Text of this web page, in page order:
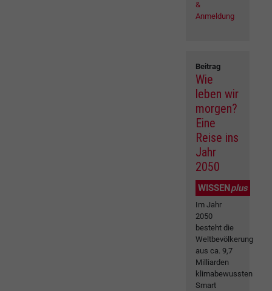
&
Anmeldung
Beitrag
Wie
leben wir
morgen?
Eine
Reise ins
Jahr
2050
WISSENplus
Im Jahr
2050
besteht die
Weltbevölkerung
aus ca. 9,7
Milliarden
klimabewussten
Smart